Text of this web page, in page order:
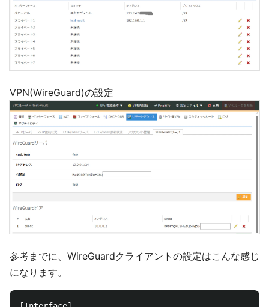
VPN(WireGuard)の設定
参考までに、WireGuardクライアントの設定はこんな感じ
になります。